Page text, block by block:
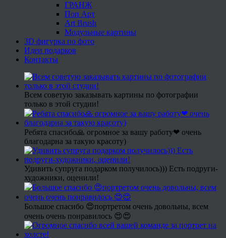
ГРАНЖ
Поп Арт
Art Brush
Модульные картины
3D фигурка по фото
Идеи подарков
Контакты
Всем советую заказывать картины по фотографии
только в этой студии!
Ребята спасибо🙏 огромное за вашу работу❤ очень
благодарна за такую красоту)
Удивить супруга подарком получилось))) Есть подруги-
художники, оценили!
Большое спасибо 😍портретом очень довольны, всем
очень очень понравилось 😍😍